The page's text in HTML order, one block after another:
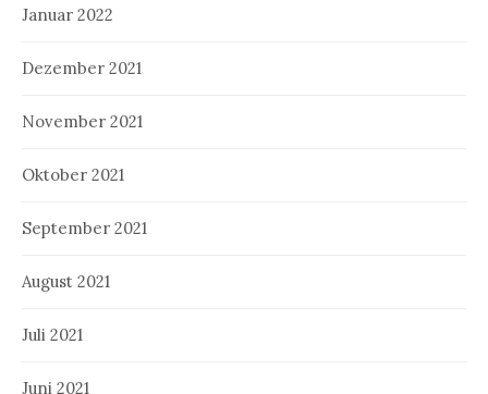
Januar 2022
Dezember 2021
November 2021
Oktober 2021
September 2021
August 2021
Juli 2021
Juni 2021